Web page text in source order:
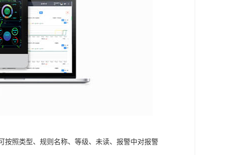
按照类型、规则名称、等级、未读、报警中对报警